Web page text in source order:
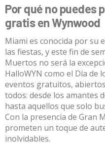
Por qué no
gratis en Wynwood
Miami es conocida por su
las fiestas, y este fin de
Muertos no será la
HalloWYN como el Día de
eventos gratuitos,
todos: desde los amantes
hasta aquellos que solo
Con la presencia de Gran
prometen un toque de
inolvidables.